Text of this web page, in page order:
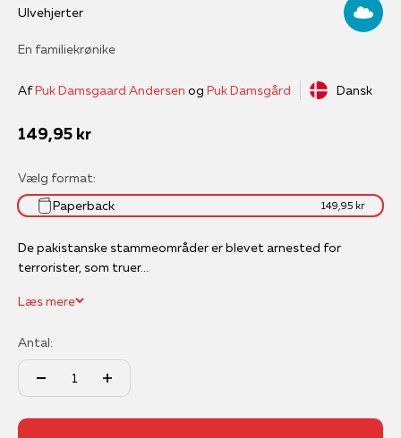
Ulvehjerter
En familiekrønike
AfPuk Damsgaard Andersen og Puk Damsgård Dansk
Salgspris
149,95 kr
Vælg format:
Paperback
149,95 kr
De pakistanske stammeområder er blevet arnested for
terrorister, som truer...
Læs mere
Antal: